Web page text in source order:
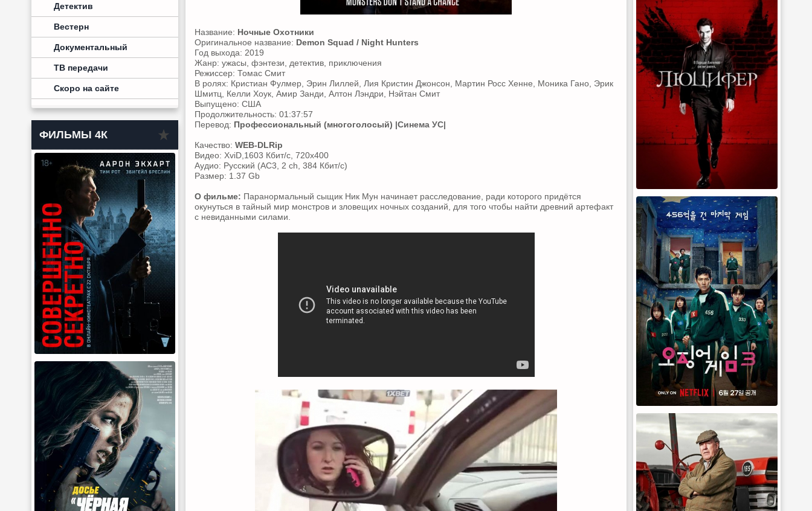
Детектив
Вестерн
Документальный
ТВ передачи
Скоро на сайте
ФИЛЬМЫ 4К
Название: Ночные Охотники
Оригинальное название: Demon Squad / Night Hunters
Год выхода: 2019
Жанр: ужасы, фэнтези, детектив, приключения
Режиссер: Томас Смит
В ролях: Кристиан Фулмер, Эрин Лиллей, Лия Кристин Джонсон, Мартин Росс Хенне, Моника Гано, Эрик
Шмитц, Келли Хоук, Амир Занди, Алтон Лэндри, Нэйтан Смит
Выпущено: США
Продолжительность: 01:37:57
Перевод: Профессиональный (многоголосый) |Синема УС|
Качество: WEB-DLRip
Видео: XviD,1603 Кбит/с, 720x400
Аудио: Русский (AC3, 2 ch, 384 Кбит/с)
Размер: 1.37 Gb
О фильме: Паранормальный сыщик Ник Мун начинает расследование, ради которого придётся
окунуться в тайный мир монстров и зловещих ночных созданий, для того чтобы найти древний артефакт
с невиданными силами.